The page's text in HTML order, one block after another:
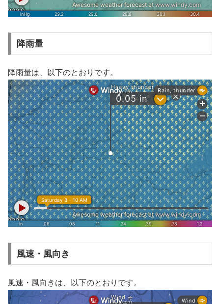
降雨量
降雨量は、以下のとおりです。
風速・風向き
風速・風向きは、以下のとおりです。